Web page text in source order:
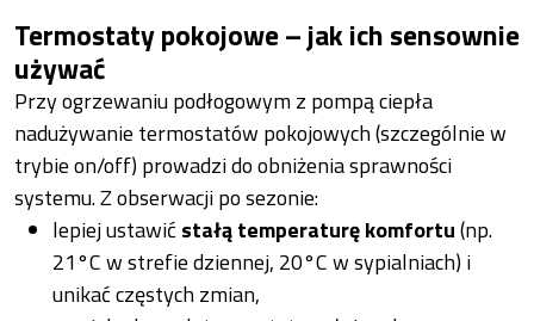
Termostaty pokojowe – jak ich sensownie
używać
Przy ogrzewaniu podłogowym z pompą ciepła
nadużywanie termostatów pokojowych (szczególnie w
trybie on/off) prowadzi do obniżenia sprawności
systemu. Z obserwacji po sezonie:
lepiej ustawićstałą temperaturę komfortu(np.
21°C w strefie dziennej, 20°C w sypialniach) i
unikać częstych zmian,